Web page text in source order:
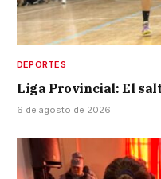
DEPORTES
Liga Provincial: El
6 de agosto de 2026